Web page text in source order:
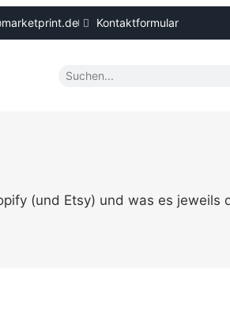
Kontaktformular
(und Etsy) und was es jeweils